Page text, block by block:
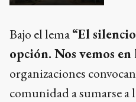
Bajo el lema“El
opción. Nos vemos en
organizaciones
comunidad a sumarse a